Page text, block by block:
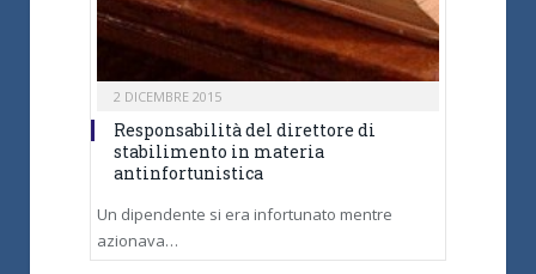
2 DICEMBRE 2015
Responsabilità del direttore di
stabilimento in materia
antinfortunistica
Un dipendente si era infortunato mentre
azionava…